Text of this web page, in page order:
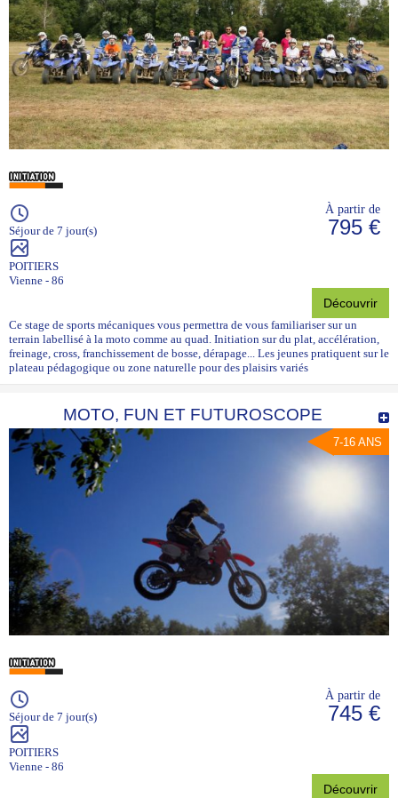
Séjour de 7 jour(s)
POITIERS
Vienne - 86
À partir de
795 €
Découvrir
Ce stage de sports mécaniques vous permettra de vous familiariser sur un
terrain labellisé à la moto comme au quad. Initiation sur du plat, accélération,
freinage, cross, franchissement de bosse, dérapage... Les jeunes pratiquent sur le
plateau pédagogique ou zone naturelle pour des plaisirs variés
MOTO, FUN ET FUTUROSCOPE
7-16 ANS
Séjour de 7 jour(s)
POITIERS
Vienne - 86
À partir de
745 €
Découvrir